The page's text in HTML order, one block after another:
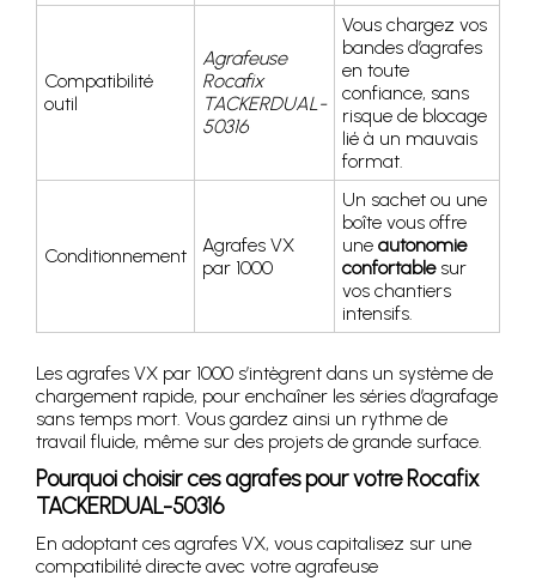
Compatibilité
outil
Agrafeuse
Rocafix
TACKERDUAL-
50316
Vous chargez vos
bandes d’agrafes
en toute
confiance, sans
risque de blocage
lié à un mauvais
format.
Conditionnement
Agrafes VX
par 1000
Un sachet ou une
boîte vous offre
une autonomie
confortablesur
vos chantiers
intensifs.
Les agrafes VX par 1000 s’intègrent dans un système de
chargement rapide, pour enchaîner les séries d’agrafage
sans temps mort. Vous gardez ainsi un rythme de
travail fluide, même sur des projets de grande surface.
Pourquoi choisir ces agrafes pour votre Rocafix
TACKERDUAL-50316
En adoptant ces agrafes VX, vous capitalisez sur une
compatibilité directe avec votre agrafeuse